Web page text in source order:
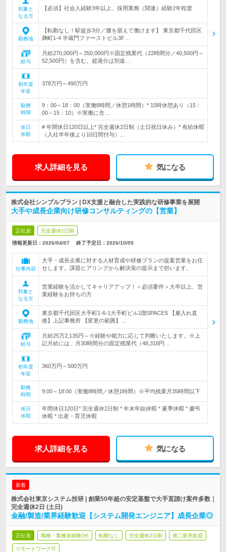
対象と
なる方
【必須】社会人経験3年以上、採用業務（関連）経験2年程度
勤務地
【転勤なし！駅徒歩3分／腰を据えて働けます】 東京都千代田区
麹町1-4 半蔵門ファーストビル3F…
給与
月給270,000円～350,000円※固定残業代（22時間分／40,500円～
52,500円）を含む。超過分は別途…
初年度
年収
378万円～490万円
勤務
時間
9：00～18：00（実働8時間／休憩1時間）* 15時休憩あり（15：
00～15：10）※実働に含…
休日
休暇
# 年間休日120日以上* 完全週休2日制（土日祝日休み）* 有給休暇
（入社半年後より10日間付与）…
求人詳細を見る 気になる
株式会社シンプルプラン | DX支援と融合した実践的な研修事業を展開
大手や成長企業向け研修コンサルティングの【営業】
正社員 完全週休2日制
情報更新日：2026/04/07 終了予定日： 2026/10/05
仕事内容
大手・成長企業に対する人材育成や研修プランの提案営業をお任
せします。課題ヒアリングから解決策の提示まで担います。
対象と
なる方
営業経験を活かしてキャリアアップ！＜必須要件＞大卒以上、営
業経験をお持ちの方
勤務地
東京都千代田区大手町1-6-1大手町ビル1階SPACES 【雇入れ直
後】上記事務所 【変更の範囲】…
給与
月給25万2,135円～※経験や能力に応じて判断いたします。※上
記月給には、月30時間分の固定残業代（48,318円…
初年度
年収
360万円～500万円
勤務
時間
9:00～18:00（実働8時間／休憩1時間）※平均残業月35時間以下
休日
休暇
年間休日120日* 完全週休2日制 * 年末年始休暇 * 夏季休暇 * 慶弔
休暇 * 出産・育児休暇
求人詳細を見る 気になる
新着
株式会社東京システム技研 | 創業50年超の安定基盤で大手直請け案件多数｜
完全週休2日 (土日)
金融/製造/業界経験歓迎【システム開発エンジニア】成長企業◎
正社員 職種・業種未経験OK 転勤なし 完全週休2日制 第二新卒歓迎
リモートワーク可